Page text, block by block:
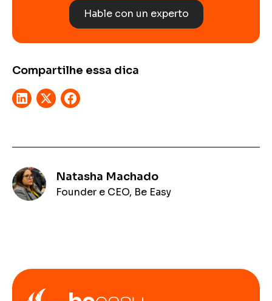
Hable con un experto
Compartilhe essa dica
Natasha Machado
Founder e CEO, Be Easy